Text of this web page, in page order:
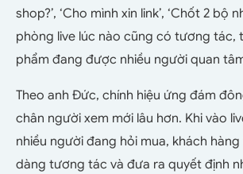
shop?’, ‘Cho mình xin link’, ‘Chốt 2 bộ
phòng live lúc nào cũng có tương tác,
phẩm đang được nhiều người quan
Theo anh Đức, chính hiệu ứng đám
chân người xem mới lâu hơn. Khi vào
nhiều người đang hỏi mua, khách
dàng tương tác và đưa ra quyết định